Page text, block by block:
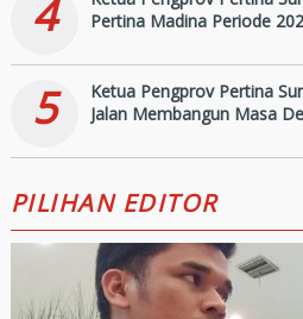
4
Pertina Madina Periode
5
Ketua Pengprov Pertina
Jalan Membangun Masa
PILIHAN EDITOR